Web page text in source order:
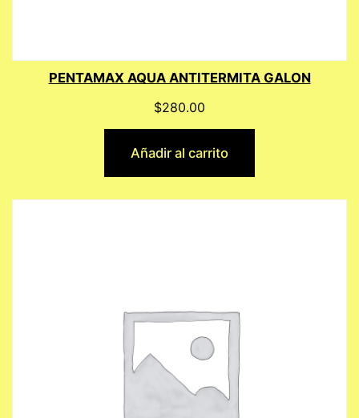
PENTAMAX AQUA ANTITERMITA GALON
$280.00
Añadir al carrito